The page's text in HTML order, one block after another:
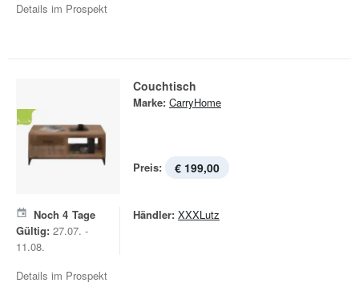
Details im Prospekt
Couchtisch
Marke: CarryHome
Preis: € 199,00
Noch 4 Tage
Gültig: 27.07. -
11.08.
Händler: XXXLutz
Details im Prospekt